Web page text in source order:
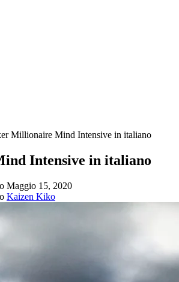
Millionaire Mind Intensive in italiano
Intensive in italiano
Maggio 15, 2020
Kaizen Kiko